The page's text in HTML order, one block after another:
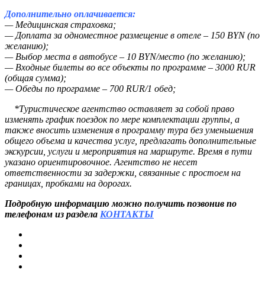
Дополнительно оплачивается:
— Медицинская страховка;
— Доплата за одноместное размещение в отеле – 150 BYN (по
желанию);
— Выбор места в автобусе – 10 BYN/место (по желанию);
— Входные билеты во все объекты по программе – 3000 RUR
(общая сумма);
— Обеды по программе – 700 RUR/1 обед;
*Туристическое агентство оставляет за собой право
изменять график поездок по мере комплектации группы, а
также вносить изменения в программу тура без уменьшения
общего объема и качества услуг, предлагать дополнительные
экскурсии, услуги и мероприятия на маршруте. Время в пути
указано ориентировочное. Агентство не несет
ответственности за задержки, связанные с простоем на
границах, пробками на дорогах.
Подробную информацию можно получить позвонив по
телефонам из раздела КОНТАКТЫ